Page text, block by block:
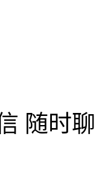
随时聊